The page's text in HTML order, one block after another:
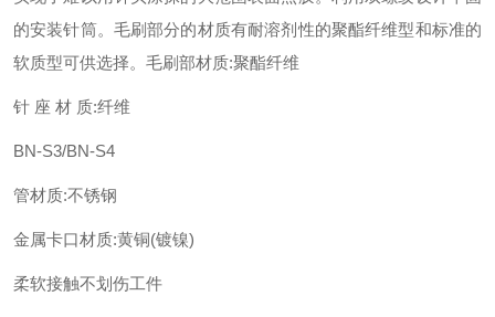
的安装针筒。毛刷部分的材质有耐溶剂性的聚酯纤维型和标准的
软质型可供选择。毛刷部材质:聚酯纤维
针 座 材 质:纤维
BN-S3/BN-S4
管材质:不锈钢
金属卡口材质:黄铜(镀镍)
柔软接触不划伤工件